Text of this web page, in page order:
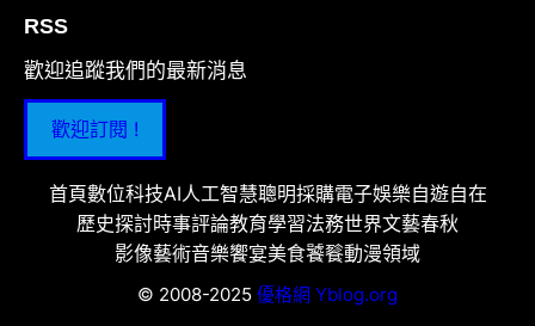
RSS
歡迎追蹤我們的最新消息
歡迎訂閱 !
首頁數位科技AI人工智慧聰明採購電子娛樂自遊自在
歷史探討時事評論教育學習法務世界文藝春秋
影像藝術音樂饗宴美食饕餮動漫領域
© 2008-2025 優格網 Yblog.org